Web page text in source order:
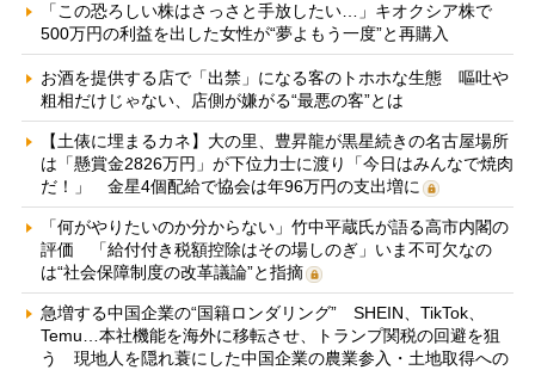
「この恐ろしい株はさっさと手放したい…」キオクシア株で
500万円の利益を出した女性が“夢よもう一度”と再購入
お酒を提供する店で「出禁」になる客のトホホな生態 嘔吐や
粗相だけじゃない、店側が嫌がる“最悪の客”とは
【土俵に埋まるカネ】大の里、豊昇龍が黒星続きの名古屋場所
は「懸賞金2826万円」が下位力士に渡り「今日はみんなで焼肉
だ！」 金星4個配給で協会は年96万円の支出増に
「何がやりたいのか分からない」竹中平蔵氏が語る高市内閣の
評価 「給付付き税額控除はその場しのぎ」いま不可欠なの
は“社会保障制度の改革議論”と指摘
急増する中国企業の“国籍ロンダリング” SHEIN、TikTok、
Temu…本社機能を海外に移転させ、トランプ関税の回避を狙
う 現地人を隠れ蓑にした中国企業の農業参入・土地取得への